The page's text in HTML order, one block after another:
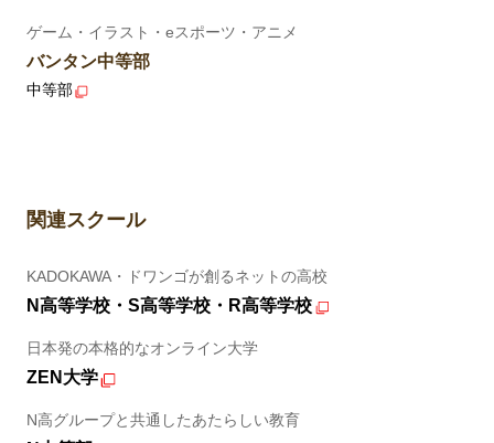
ゲーム・イラスト・eスポーツ・アニメ
バンタン中等部
中等部
関連スクール
KADOKAWA・ドワンゴが創るネットの高校
N高等学校・S高等学校・R高等学校
日本発の本格的なオンライン大学
ZEN大学
N高グループと共通したあたらしい教育